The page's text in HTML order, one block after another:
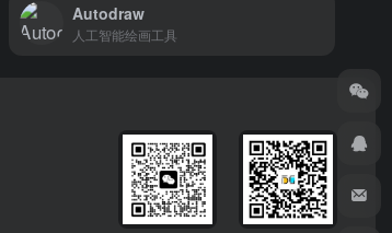
Autodraw
人工智能绘画工具